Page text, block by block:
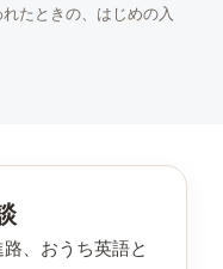
たときの、はじめの入
、おうち英語と